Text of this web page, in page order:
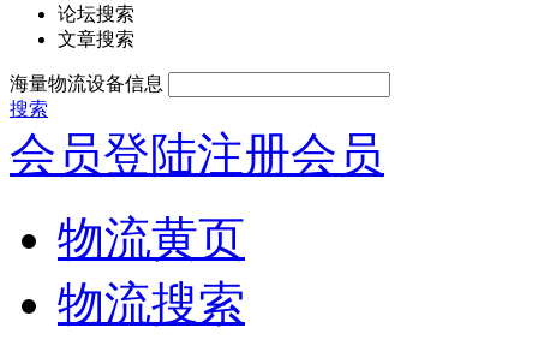
论坛搜索
文章搜索
海量物流设备信息
搜索
会员登陆注册会员
物流黄页
物流搜索